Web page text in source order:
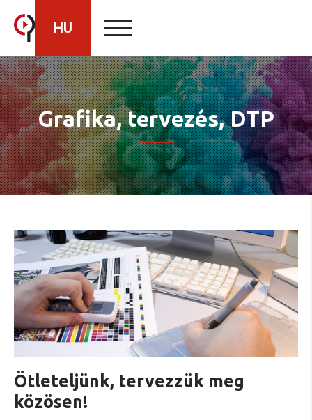
HU
RO
EN
Grafika, tervezés, DTP
Ötleteljünk, tervezzük meg
közösen!